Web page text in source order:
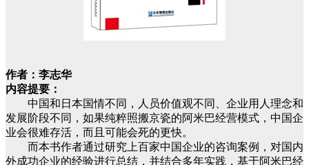
作者：李志华
内容提要：
中国和日本国情不同，人员价值观不同、企业用人理念和
发展阶段不同，如果纯粹照搬京瓷的阿米巴经营模式，中国企
业会很难存活，而且可能会死的更快。
而本书作者通过研究上百家中国企业的咨询案例，对国内
外成功企业的经验进行总结，并结合多年实践，基于阿米巴经